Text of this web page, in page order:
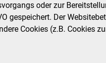
oder zur
gespeichert. Der
Cookies (z.B. Cookies